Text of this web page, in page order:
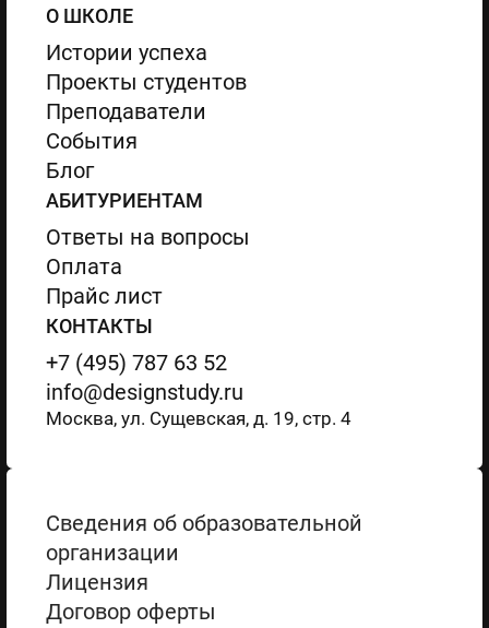
О ШКОЛЕ
Истории успеха
Проекты студентов
Преподаватели
События
Блог
АБИТУРИЕНТАМ
Ответы на вопросы
Оплата
Прайс лист
КОНТАКТЫ
+7 (495) 787 63 52
info@designstudy.ru
Москва, ул. Сущевская, д. 19, стр. 4
Сведения об образовательной
организации
Лицензия
Договор оферты